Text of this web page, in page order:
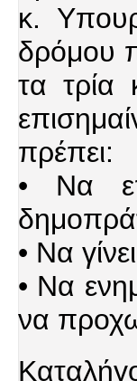
κ.
δρόμου
τα τρία
πρέπει:
• Να
• Να
• Να
να